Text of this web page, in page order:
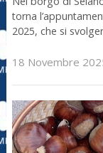
torna
2025, che si
18 Novembre